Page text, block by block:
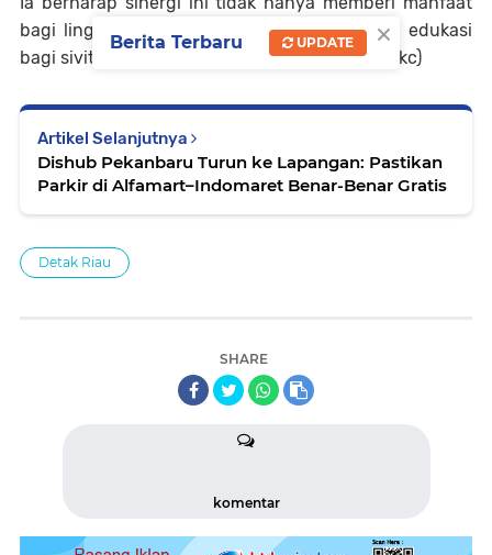
bagi lingkungan, tetapi juga menjadi sarana edukasi
bagi sivitas akademika dan masyarakat luas.(ckc)
Artikel Selanjutnya
Dishub Pekanbaru Turun ke Lapangan: Pastikan
Parkir di Alfamart–Indomaret Benar-Benar Gratis
Detak Riau
SHARE
komentar
×
Berita Terbaru UPDATE